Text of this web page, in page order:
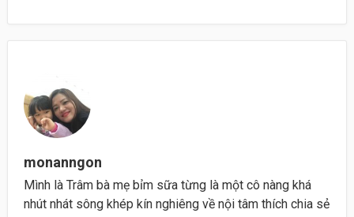
monanngon
Mình là Trâm bà mẹ bỉm sữa từng là một cô nàng khá
nhút nhát sông khép kín nghiêng về nội tâm thích chia sẻ